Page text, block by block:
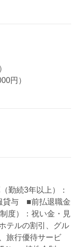
円）
勤続3年以上）：
貸与 ■前払退職金
度）：祝い金・見
テルの割引、グル
旅行優待サービ